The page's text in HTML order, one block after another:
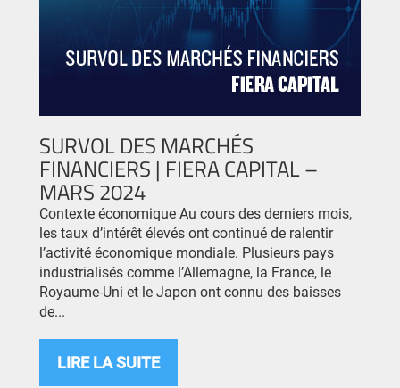
SURVOL DES MARCHÉS
FINANCIERS | FIERA CAPITAL –
MARS 2024
Contexte économique Au cours des derniers mois,
les taux d’intérêt élevés ont continué de ralentir
l’activité économique mondiale. Plusieurs pays
industrialisés comme l’Allemagne, la France, le
Royaume-Uni et le Japon ont connu des baisses
de...
LIRE LA SUITE